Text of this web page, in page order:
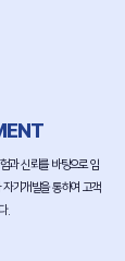
과 신뢰를 바탕으로 임
기개발을 통하여 고객
.